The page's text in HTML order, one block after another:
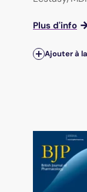
Plus d'info
Ajouter à